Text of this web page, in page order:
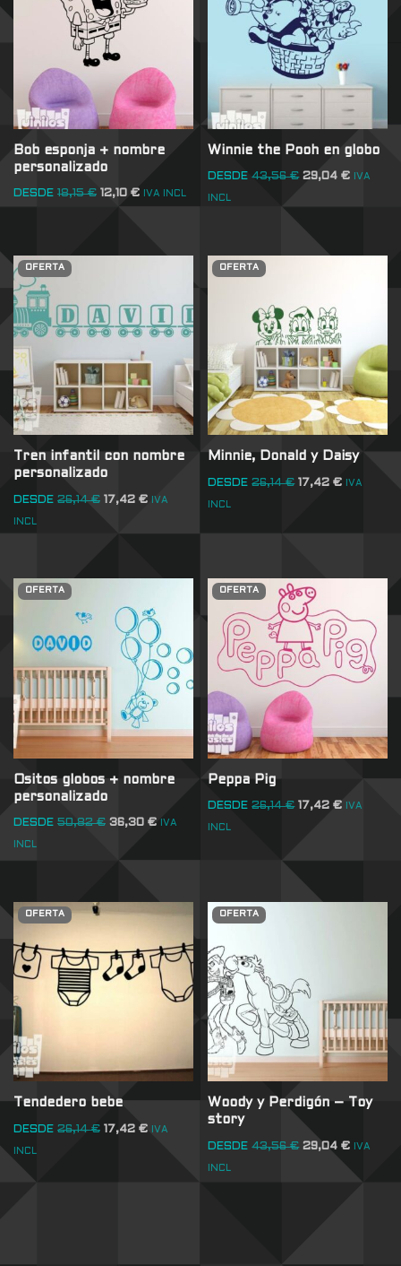
Bob esponja + nombre
personalizado
DESDE 18,15€ 12,10 € IVA INCL
Winnie the Pooh en globo
DESDE 43,56€ 29,04€ IVA
INCL
OFERTA
Tren infantil con nombre
personalizado
DESDE 26,14€ 17,42 € IVA
INCL
OFERTA
Minnie, Donald y Daisy
DESDE 26,14€ 17,42€ IVA
INCL
OFERTA
Ositos globos + nombre
personalizado
DESDE 50,82€ 36,30 € IVA
INCL
OFERTA
Peppa Pig
DESDE 26,14€ 17,42€ IVA
INCL
OFERTA
Tendedero bebe
DESDE 26,14€ 17,42 € IVA
INCL
OFERTA
Woody y Perdigón – Toy
story
DESDE 43,56€ 29,04€ IVA
INCL